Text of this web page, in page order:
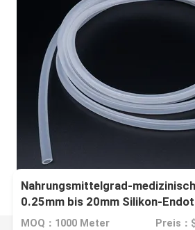
Nahrungsmittelgrad-
0.25mm bis 20mm Silikon-
MOQ：1000 Meter